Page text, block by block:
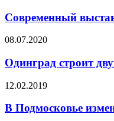
Современный
08.07.2020
Одинград строит
12.02.2019
В Подмосковье